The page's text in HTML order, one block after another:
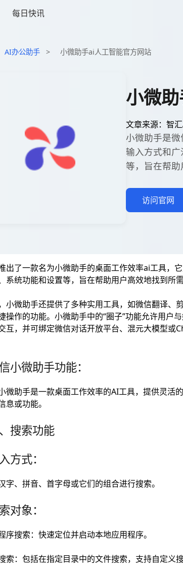
每日快讯
AI办公助手 > 小微助手ai人工智能官方网站
小微
文章来源：智
小微助手是
输入方式和
等，旨在帮助
访问官网
出了一款名为小微助手的桌面工作效率ai工具，
系统功能和设置等，旨在帮助用户高效地找到所需
小微助手还提供了多种实用工具，如微信翻译、
操作的功能。小微助手中的“圈子”功能允许用户
互，并可绑定微信对话开放平台、混元大模型
小微助手功能：
微助手是一款桌面工作效率的AI工具，提供灵活
息或功能。
搜索功能
方式：
字、拼音、首字母或它们的组合进行搜索。
对象：
序搜索：快速定位并启动本地应用程序。
索：包括在指定目录中的文件搜索，支持自定义搜